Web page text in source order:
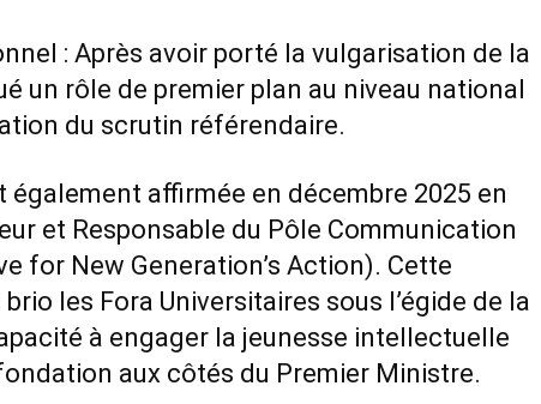
: Après avoir porté la vulgarisation de la
un rôle de premier plan au niveau national
du scrutin référendaire.
également affirmée en décembre 2025 en
et Responsable du Pôle Communication
for New Generation’s Action). Cette
les Fora Universitaires sous l’égide de la
à engager la jeunesse intellectuelle
aux côtés du Premier Ministre.